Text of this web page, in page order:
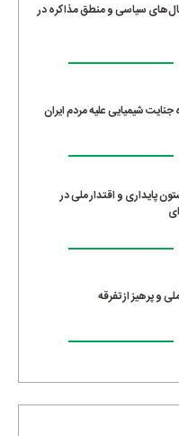
سیاسی و منطق مذاکره در
شیمیایی علیه مردم ایران
پایداری و اقتدار ملی در
و پرهیز از تفرقه